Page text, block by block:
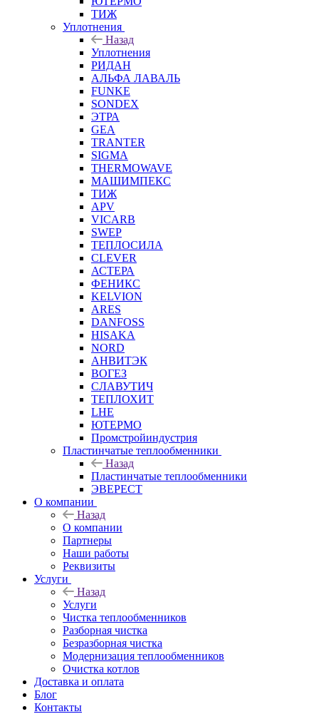
ТИЖ
Уплотнения
Назад
Уплотнения
РИДАН
АЛЬФА ЛАВАЛЬ
FUNKE
SONDEX
ЭТРА
GEA
TRANTER
SIGMA
THERMOWAVE
МАШИМПЕКС
ТИЖ
APV
VICARB
SWEP
ТЕПЛОСИЛА
CLEVER
АСТЕРА
ФЕНИКС
KELVION
ARES
DANFOSS
HISAKA
NORD
АНВИТЭК
ВОГЕЗ
СЛАВУТИЧ
ТЕПЛОХИТ
LHE
ЮТЕРМО
Промстройиндустрия
Пластинчатые теплообменники
Назад
Пластинчатые теплообменники
ЭВЕРЕСТ
О компании
Назад
О компании
Партнеры
Наши работы
Реквизиты
Услуги
Назад
Услуги
Чистка теплообменников
Разборная чистка
Безразборная чистка
Модернизация теплообменников
Очистка котлов
Доставка и оплата
Блог
Контакты